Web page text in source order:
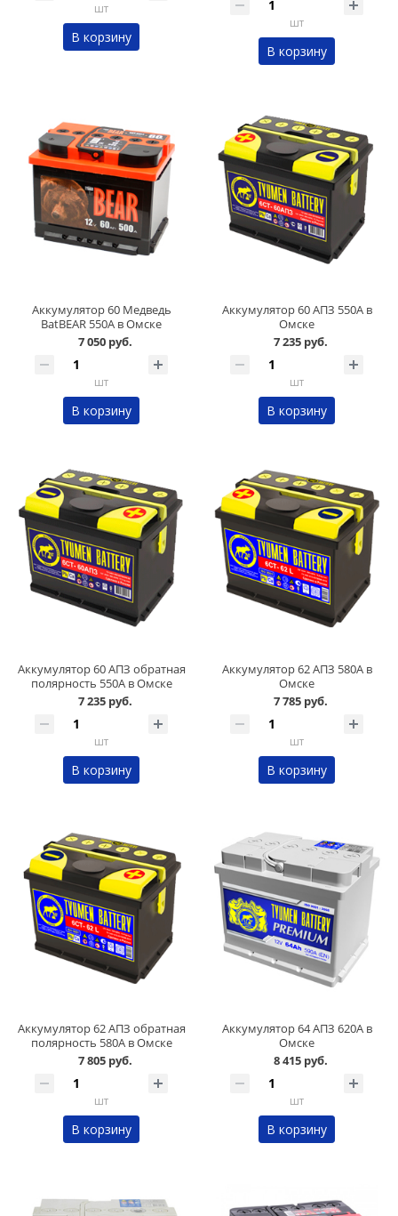
шт
В корзину
шт
В корзину
Аккумулятор 60 Медведь
BatBEAR 550А в Омске
7 050 руб.
шт
В корзину
Аккумулятор 60 АПЗ 550А в
Омске
7 235 руб.
шт
В корзину
Аккумулятор 60 АПЗ обратная
полярность 550А в Омске
7 235 руб.
шт
В корзину
Аккумулятор 62 АПЗ 580А в
Омске
7 785 руб.
шт
В корзину
Аккумулятор 62 АПЗ обратная
полярность 580А в Омске
7 805 руб.
шт
В корзину
Аккумулятор 64 АПЗ 620А в
Омске
8 415 руб.
шт
В корзину